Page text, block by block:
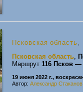
Псковская область,
Псковская область,
Маршрут 116 Псков
19 июня 2022 г.,
Автор: Александр Стаканов